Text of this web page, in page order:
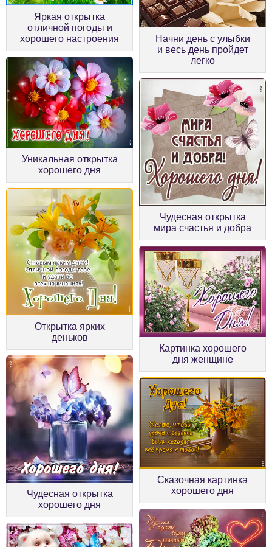
Яркая открытка
отличной погоды и
хорошего настроения
Начни день с улыбки
и весь день пройдет
легко
Уникальная открытка
хорошего дня
Чудесная открытка
мира счастья и добра
Открытка ярких
деньков
Картинка хорошего
дня женщине
Чудесная открытка
хорошего дня
Сказочная картинка
хорошего дня